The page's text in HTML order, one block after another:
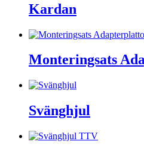
Kardan
Monteringsats
Svänghjul